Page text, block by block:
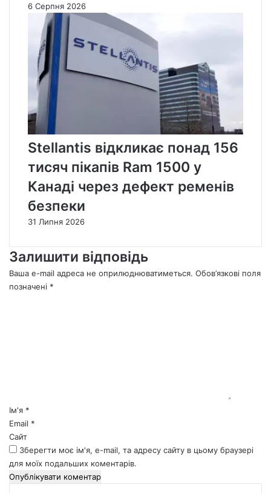
6 Серпня 2026
Stellantis відкликає понад 156
тисяч пікапів Ram 1500 у
Канаді через дефект ременів
безпеки
31 Липня 2026
Залишити відповідь
Ваша e-mail адреса не оприлюднюватиметься. Обов’язкові поля
позначені *
*Ім'я *
Email *
Сайт
Зберегти моє ім'я, e-mail, та адресу сайту в цьому браузері
для моїх подальших коментарів.